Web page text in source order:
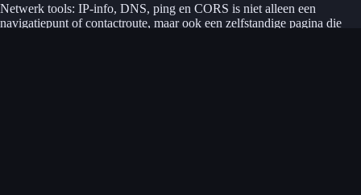
Netwerk tools: IP-info, DNS, ping en CORS is niet alleen een
navigatiepunt of contactroute, maar ook een zelfstandige pagina die